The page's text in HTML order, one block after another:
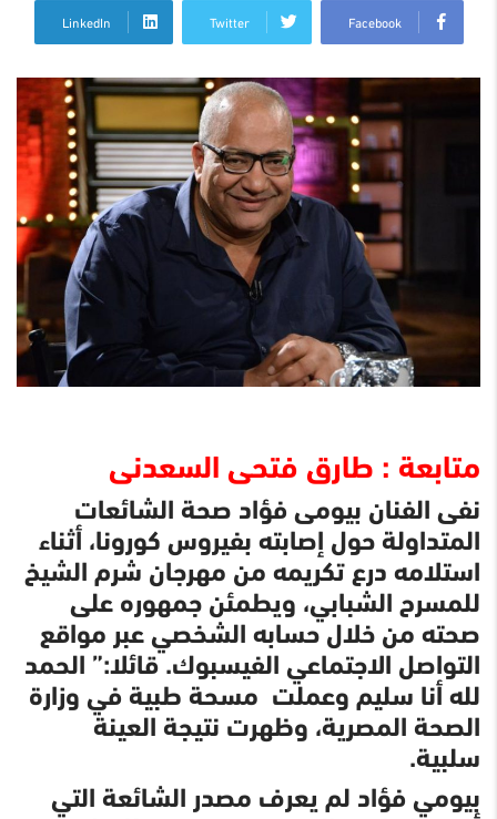
Facebook
Twitter
LinkedIn
متابعة : طارق فتحى السعدنى
نفى الفنان بيومى فؤاد صحة الشائعات
المتداولة حول إصابته بفيروس كورونا، أثناء
استلامه درع تكريمه من مهرجان شرم الشيخ
للمسرح الشبابي، ويطمئن جمهوره على
صحته من خلال حسابه الشخصي عبر مواقع
التواصل الاجتماعي الفيسبوك. قائلا:” الحمد
لله أنا سليم وعملت مسحة طبية في وزارة
الصحة المصرية، وظهرت نتيجة العينة
سلبية.
بيومي فؤاد لم يعرف مصدر الشائعة التي